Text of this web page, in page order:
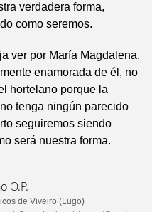
verdadera forma,
como seremos.
ver por María Magdalena,
enamorada de él, no
hortelano porque la
tenga ningún parecido
seguiremos siendo
será nuestra forma.
O.P.
de Viveiro (Lugo)